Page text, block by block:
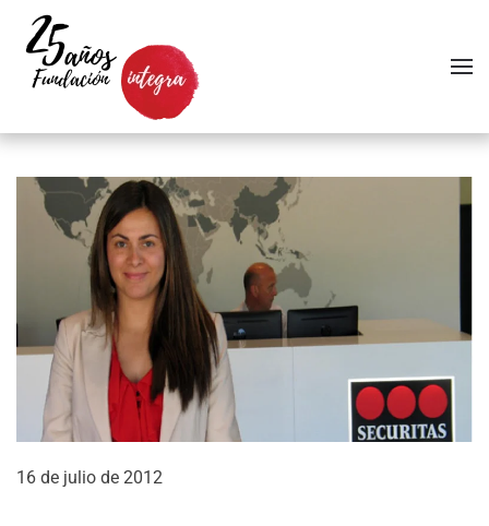
Skip to main content
16 de julio de 2012